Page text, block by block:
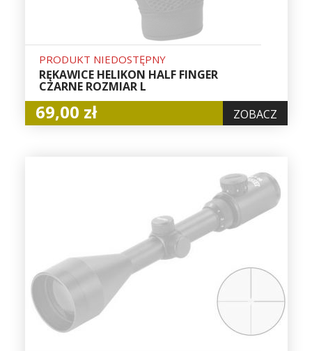
PRODUKT NIEDOSTĘPNY
RĘKAWICE HELIKON HALF FINGER
CZARNE ROZMIAR L
69,00 zł ZOBACZ